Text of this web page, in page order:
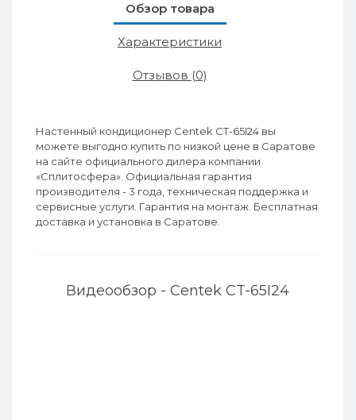
Обзор товара
Характеристики
Отзывов (0)
Настенный кондиционер Centek CT-65I24 вы
можете выгодно купить по низкой цене в Саратове
на сайте официального дилера компании
«Сплитосфера». Официальная гарантия
производителя - 3 года, техническая поддержка и
сервисные услуги. Гарантия на монтаж. Бесплатная
доставка и установка в Саратове.
Видеообзор - Centek CT-65I24